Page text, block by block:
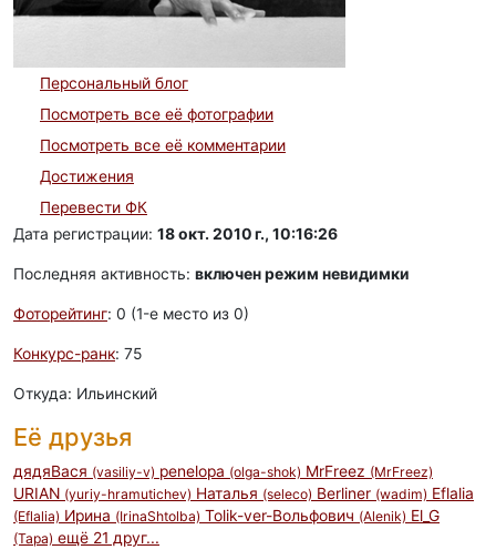
Персональный блог
Посмотреть все её фотографии
Посмотреть все её комментарии
Достижения
Перевести ФК
Дата регистрации: 18 окт. 2010 г., 10:16:26
Последняя активность: включен режим невидимки
Фоторейтинг: 0 (1-e место из 0)
Конкурс-ранк: 75
Откуда: Ильинский
Её друзья
дядяВася (vasiliy-v) penelopa (olga-shok) MrFreez (MrFreez)
URIAN (yuriy-hramutichev) Наталья (seleco) Berliner (wadim) Eflalia
(Eflalia) Ирина (IrinaShtolba) Tolik-ver-Вольфович (Alenik) El_G
(Tapa) ещё 21 друг...